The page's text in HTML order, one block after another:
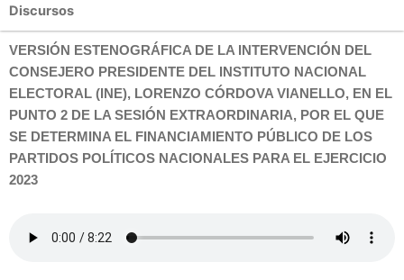
Discursos
VERSIÓN ESTENOGRÁFICA DE LA INTERVENCIÓN DEL
CONSEJERO PRESIDENTE DEL INSTITUTO NACIONAL
ELECTORAL (INE), LORENZO CÓRDOVA VIANELLO, EN EL
PUNTO 2 DE LA SESIÓN EXTRAORDINARIA, POR EL QUE
SE DETERMINA EL FINANCIAMIENTO PÚBLICO DE LOS
PARTIDOS POLÍTICOS NACIONALES PARA EL EJERCICIO
2023